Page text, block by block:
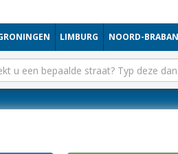
LIMBURG NOORD-